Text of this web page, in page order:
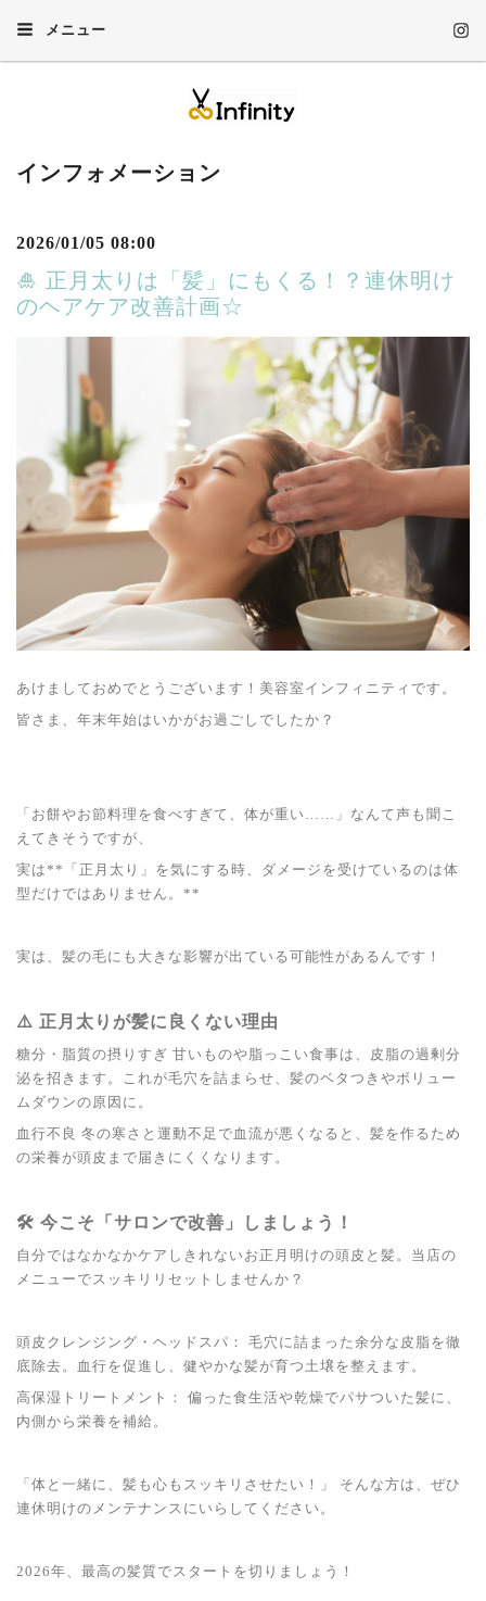
メニュー
インフォメーション
2026/01/05 08:00
🎍 正月太りは「髪」にもくる！？連休明け
のヘアケア改善計画☆
あけましておめでとうございます！美容室インフィニティです。
皆さま、年末年始はいかがお過ごしでしたか？
「お餅やお節料理を食べすぎて、体が重い……」なんて声も聞こ
えてきそうですが、
実は**「正月太り」を気にする時、ダメージを受けているのは体
型だけではありません。**
実は、髪の毛にも大きな影響が出ている可能性があるんです！
⚠️ 正月太りが髪に良くない理由
糖分・脂質の摂りすぎ 甘いものや脂っこい食事は、皮脂の過剰分
泌を招きます。これが毛穴を詰まらせ、髪のベタつきやボリュー
ムダウンの原因に。
血行不良 冬の寒さと運動不足で血流が悪くなると、髪を作るため
の栄養が頭皮まで届きにくくなります。
🛠️ 今こそ「サロンで改善」しましょう！
自分ではなかなかケアしきれないお正月明けの頭皮と髪。当店の
メニューでスッキリリセットしませんか？
頭皮クレンジング・ヘッドスパ： 毛穴に詰まった余分な皮脂を徹
底除去。血行を促進し、健やかな髪が育つ土壌を整えます。
高保湿トリートメント： 偏った食生活や乾燥でパサついた髪に、
内側から栄養を補給。
「体と一緒に、髪も心もスッキリさせたい！」 そんな方は、ぜひ
連休明けのメンテナンスにいらしてください。
2026年、最高の髪質でスタートを切りましょう！